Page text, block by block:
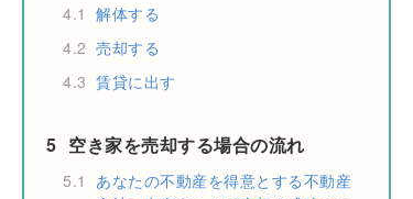
4.1 解体する
4.2 売却する
4.3 賃貸に出す
5 空き家を売却する場合の流れ
5.1
あなたの不動産を得意とする不動産